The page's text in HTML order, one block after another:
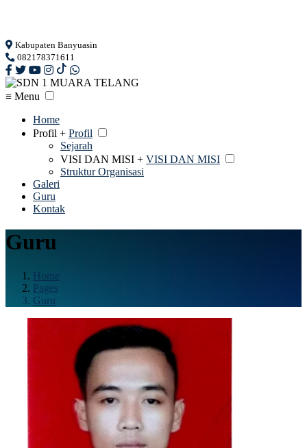
Kabupaten Banyuasin
082178371611
≡ Menu
Home
Profil + Profil
Sejarah
VISI DAN MISI + VISI DAN MISI
Struktur Organisasi
Galeri
Guru
Kontak
Guru
Home
Pages
Guru